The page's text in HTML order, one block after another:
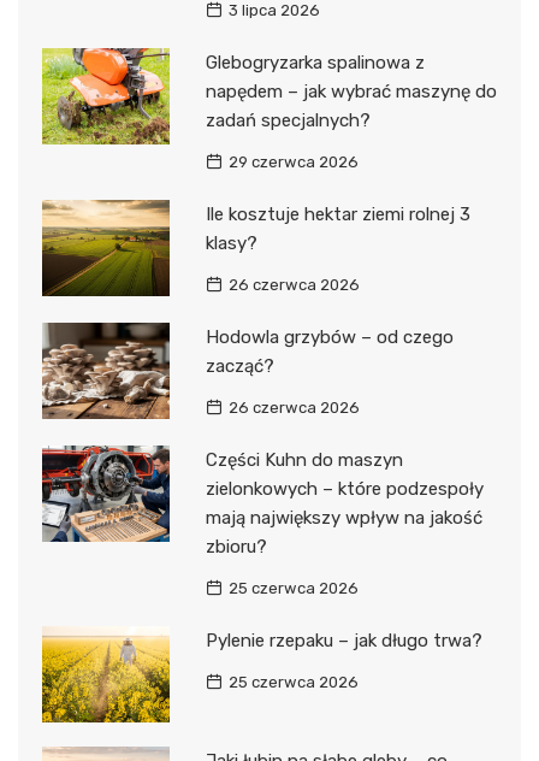
3 lipca 2026
Glebogryzarka spalinowa z
napędem – jak wybrać maszynę do
zadań specjalnych?
29 czerwca 2026
Ile kosztuje hektar ziemi rolnej 3
klasy?
26 czerwca 2026
Hodowla grzybów – od czego
zacząć?
26 czerwca 2026
Części Kuhn do maszyn
zielonkowych – które podzespoły
mają największy wpływ na jakość
zbioru?
25 czerwca 2026
Pylenie rzepaku – jak długo trwa?
25 czerwca 2026